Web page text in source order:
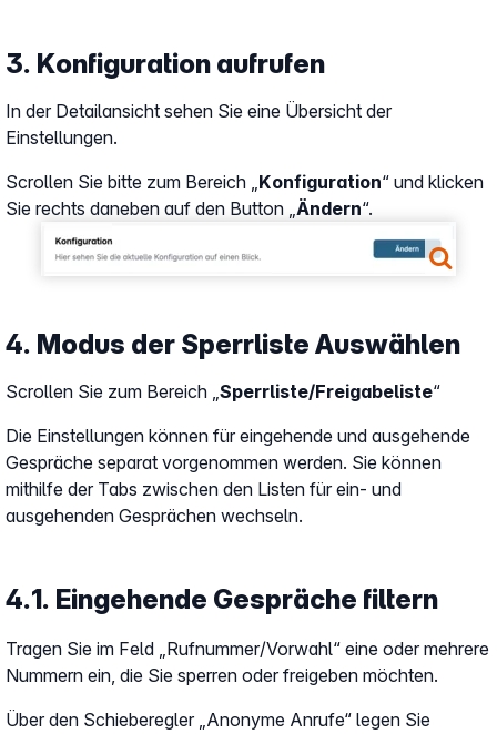
3. Konfiguration aufrufen
Show larger version
In der Detailansicht sehen Sie eine Übersicht der
Einstellungen.
Scrollen Sie bitte zum Bereich „Konfiguration“ und klicken
Sie rechts daneben auf den Button „Ändern“.
4. Modus der Sperrliste Auswählen
Scrollen Sie zum Bereich „Sperrliste/Freigabeliste“
Die Einstellungen können für eingehende und ausgehende
Gespräche separat vorgenommen werden. Sie können
mithilfe der Tabs zwischen den Listen für ein- und
ausgehenden Gesprächen wechseln.
4.1. Eingehende Gespräche filtern
Tragen Sie im Feld „Rufnummer/Vorwahl“ eine oder mehrere
Nummern ein, die Sie sperren oder freigeben möchten.
Über den Schieberegler „Anonyme Anrufe“ legen Sie